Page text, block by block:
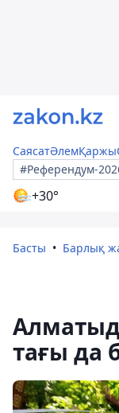
СаясатӘлемҚаржы
#Референдум-
+30°
Басты Барлық
тағы да